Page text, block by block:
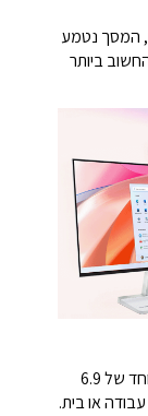
המסך נטמע
ביותר
המסך בגימור אפור ענן אלגנטי ובעובי דק במיוחד של ‎6.9‎
או בית.